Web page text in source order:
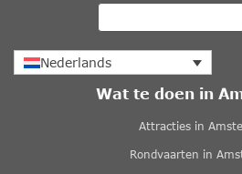
Nederlands
Wat te doen in
Attracties in
Rondvaarten in